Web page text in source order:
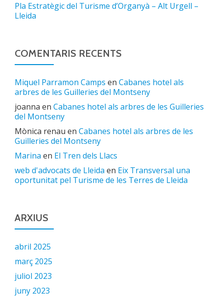
Pla Estratègic del Turisme d’Organyà – Alt Urgell –
Lleida
COMENTARIS RECENTS
Miquel Parramon Camps en Cabanes hotel als
arbres de les Guilleries del Montseny
joanna en Cabanes hotel als arbres de les Guilleries
del Montseny
Mònica renau en Cabanes hotel als arbres de les
Guilleries del Montseny
Marina en El Tren dels Llacs
web d'advocats de Lleida en Eix Transversal una
oportunitat pel Turisme de les Terres de Lleida
ARXIUS
abril 2025
març 2025
juliol 2023
juny 2023